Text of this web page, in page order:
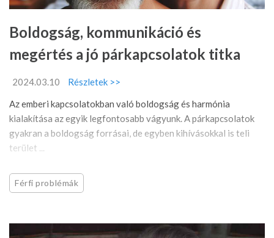
Boldogság, kommunikáció és
megértés a jó párkapcsolatok titka
2024.03.10
Részletek >>
Az emberi kapcsolatokban való boldogság és harmónia
kialakítása az egyik legfontosabb vágyunk. A párkapcsolatok
gyakran a boldogság forrásai, de egyben kihívásokkal is teli
terület ...
Férfi problémák